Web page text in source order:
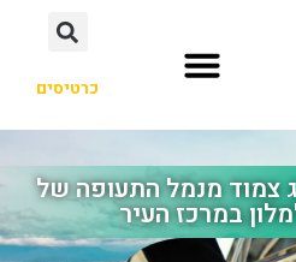
כרטיסים
צמוד מנמל התעופה של
במרכז העיר